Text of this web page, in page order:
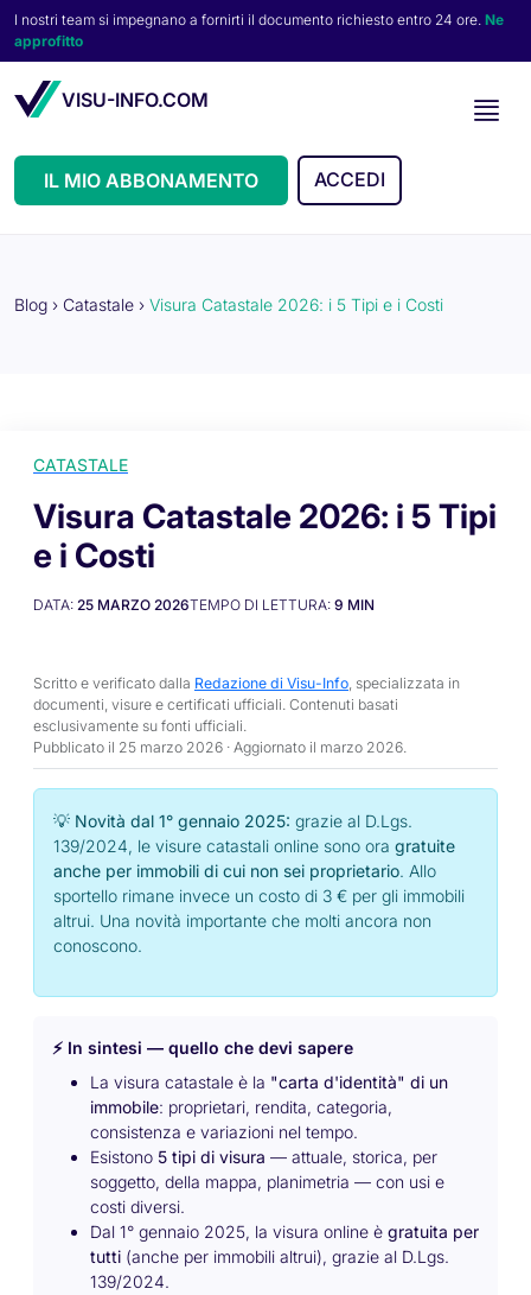
I nostri team si impegnano a fornirti il documento richiesto entro 24 ore. Ne
approfitto
VISU-INFO.COM
IL MIO ABBONAMENTO ACCEDI
Blog › Catastale › Visura Catastale 2026: i 5 Tipi e i Costi
CATASTALE
Visura Catastale 2026: i 5 Tipi
e i Costi
DATA: 25 MARZO 2026TEMPO DI LETTURA: 9 MIN
Scritto e verificato dalla Redazione di Visu-Info, specializzata in
documenti, visure e certificati ufficiali. Contenuti basati
esclusivamente su fonti ufficiali.
Pubblicato il 25 marzo 2026 · Aggiornato il marzo 2026.
💡 Novità dal 1° gennaio 2025: grazie al D.Lgs.
139/2024, le visure catastali online sono ora gratuite
anche per immobili di cui non sei proprietario. Allo
sportello rimane invece un costo di 3 € per gli immobili
altrui. Una novità importante che molti ancora non
conoscono.
⚡ In sintesi — quello che devi sapere
La visura catastale è la "carta d'identità" di un
immobile: proprietari, rendita, categoria,
consistenza e variazioni nel tempo.
Esistono 5 tipi di visura — attuale, storica, per
soggetto, della mappa, planimetria — con usi e
costi diversi.
Dal 1° gennaio 2025, la visura online è gratuita per
tutti (anche per immobili altrui), grazie al D.Lgs.
139/2024.